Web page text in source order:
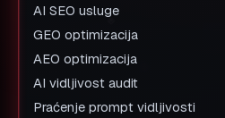
AI SEO usluge
GEO optimizacija
AEO optimizacija
AI vidljivost audit
Praćenje prompt vidljivosti